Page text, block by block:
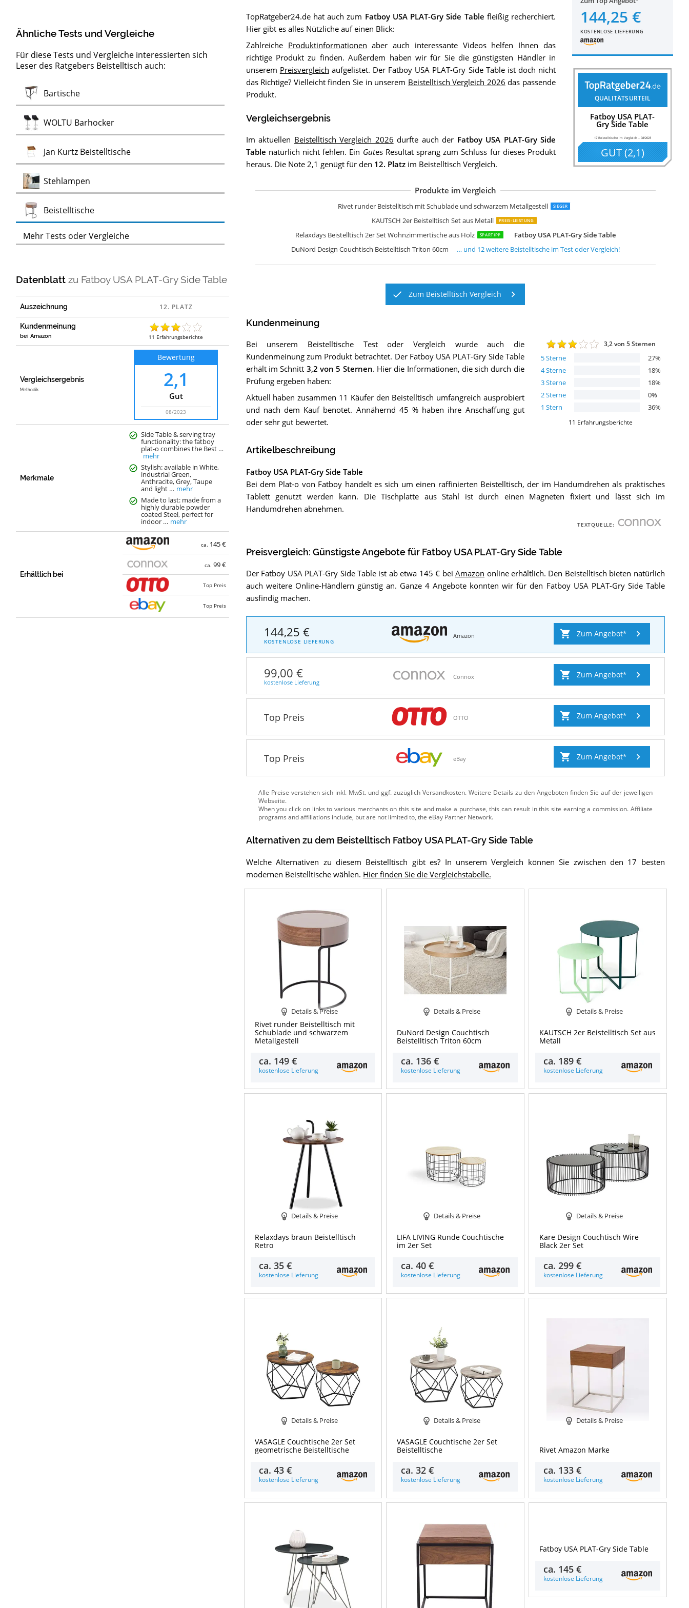
Ähnliche Tests und Vergleiche
Für diese Tests und Vergleiche interessierten sich
Leser des Ratgebers Beistelltisch auch:
BartischeTest
WOLTU BarhockerTest
Jan Kurtz BeistelltischeTest
Stehlampen
BeistelltischeTest
Konsolentische
ServierwagenTest
Moderne
WanduhrenTest
LED-Pendelleuchten
Artemide Deckenleuchten
Design Wanduhren
KronleuchterTest
Nicht-tickende Wanduhren
Ewiger Kalender
Flugzeugtrolleys
Alu Bord-Boxen
Stimmungslichter
Monstera
Test
Monstera Kunstpflanzen
Mehr Tests oder Vergleiche
Datenblattzu Fatboy USA PLAT-Gry Side Table
Auszeichnung
Kundenmeinung
bei Amazon 11 Erfahrungsberichte
Vergleichsergebnis
Methodik
Bewertung
2,1
Gut
08/2023
Merkmale
Side Table & serving tray
functionality: the fatboy
plat-o combines the Best …
mehr
Stylish: available in White,
industrial Green,
Anthracite, Grey, Taupe
and light … mehr
Made to last: made from a
highly durable powder
coated Steel, perfect for
indoor … mehr
Erhältlich bei
ca. 145 €
ca.99 €
Top Preis
Top Preis
144,25 €
KOSTENLOSE LIEFERUNG
QUALITÄTSURTEIL
Fatboy USA PLAT-
Gry Side Table
17 Beistelltische im Vergleich– 08/2023
GUT(2,1)
TopRatgeber24.de hat auch zum Fatboy USA PLAT-Gry Side Table fleißig recherchiert.
Hier gibt es alles Nützliche auf einen Blick:
Zahlreiche Produktinformationen aber auch interessante Videos helfen Ihnen das
richtige Produkt zu finden. Außerdem haben wir für Sie die günstigsten Händler in
unserem Preisvergleich aufgelistet. Der Fatboy USA PLAT-Gry Side Table ist doch nicht
das Richtige? Vielleicht finden Sie in unserem Beistelltisch Vergleich 2026 das passende
Produkt.
Vergleichsergebnis
Im aktuellen Beistelltisch Vergleich 2026 durfte auch der Fatboy USA PLAT-Gry Side
Table natürlich nicht fehlen. Ein Gutes Resultat sprang zum Schluss für dieses Produkt
heraus. Die Note 2,1 genügt für den 12. Platzim Beistelltisch Vergleich.
Produkte im Vergleich
Rivet runder Beistelltisch mit Schublade und schwarzem Metallgestell SIEGER
KAUTSCH 2er Beistelltisch Set aus Metall PREIS-LEISTUNG
Relaxdays Beistelltisch 2er Set Wohnzimmertische aus Holz SPARTIPP
Fatboy USA PLAT-Gry Side Table
DuNord Design Couchtisch Beistelltisch Triton 60cm
Relaxdays braun Beistelltisch Retro
LIFA LIVING Runde Couchtische im 2er Set
Kare Design Couchtisch Wire Black 2er Set
VASAGLE Couchtische 2er Set geometrische Beistelltische
VASAGLE Couchtische 2er Set Beistelltische
Rivet Amazon Marke
Rivet Amazon Marke
YAMAZAKI Beistelltisch Metall Schwarz
YAMAZAKI Plain Beistelltisch Weiß
Leitmotiv Bateau Beistelltische Stahl
Tosel Maria Tische Metalldöschen rund
Felis Lifestyle Frost Beistelltisch
… und 12weitere Beistelltischeim Test oder Vergleich!
Zum Beistelltisch Vergleich
Kundenmeinung
3,2von 5 Sternen
5Sterne 27%
4Sterne 18%
3Sterne 18%
2Sterne 0%
1 Stern 36%
11 Erfahrungsberichte
Bei unserem Beistelltische Test oder Vergleich wurde auch die
Kundenmeinung zum Produkt betrachtet. Der Fatboy USA PLAT-Gry Side Table
erhält im Schnitt 3,2 von 5 Sternen. Hier die Informationen, die sich durch die
Prüfung ergeben haben:
Aktuell haben zusammen 11 Käufer den Beistelltisch umfangreich ausprobiert
und nach dem Kauf benotet. Annähernd 45 % haben ihre Anschaffung gut
oder sehr gut bewertet.
Artikelbeschreibung
Fatboy USA PLAT-Gry Side Table
Bei dem Plat-o von Fatboy handelt es sich um einen raffinierten Beistelltisch, der im Handumdrehen als praktisches
Tablett genutzt werden kann. Die Tischplatte aus Stahl ist durch einen Magneten fixiert und lässt sich im
Handumdrehen abnehmen.
TEXTQUELLE:
Preisvergleich: Günstigste Angebote für Fatboy USA PLAT-Gry Side Table
Der Fatboy USA PLAT-Gry Side Table ist ab etwa 145 € beiAmazon online erhältlich. Den Beistelltisch bieten natürlich
auch weitere Online-Händlern günstig an. Ganze 4 Angebote konnten wir für den Fatboy USA PLAT-Gry Side Table
ausfindig machen.
144,25 €
KOSTENLOSE LIEFERUNG
Amazon Zum Angebot
99,00 €
kostenlose Lieferung
Connox Zum Angebot
Top Preis OTTO Zum Angebot
Top Preis eBay Zum Angebot
Alle Preise verstehen sich inkl. MwSt. und ggf. zuzüglich Versandkosten. Weitere Details zu den Angebotenfinden Sie auf der jeweiligen
Webseite.
Alternativen zu dem Beistelltisch Fatboy USA PLAT-Gry Side Table
Welche Alternativen zu diesem Beistelltisch gibt es? In unserem Vergleich können Sie zwischen den 17 besten
modernen Beistelltische wählen. Hier finden Sie die Vergleichstabelle.
Details & Preise
Rivet runder Beistelltisch mit
Schublade und schwarzem
Metallgestell
ca. 149 €
kostenlose Lieferung
Details & Preise
DuNord Design Couchtisch
Beistelltisch Triton 60cm
ca. 136 €
kostenlose Lieferung
Details & Preise
KAUTSCH 2er Beistelltisch Set aus
Metall
ca. 189 €
kostenlose Lieferung
Details & Preise
Relaxdays braun Beistelltisch
Retro
ca. 35 €
kostenlose Lieferung
Details & Preise
LIFA LIVING Runde Couchtische
im 2er Set
ca.40 €
kostenlose Lieferung
Details & Preise
Kare Design Couchtisch Wire
Black 2er Set
ca.299 €
kostenlose Lieferung
Details & Preise
VASAGLE Couchtische 2er Set
geometrische Beistelltische
ca. 43 €
kostenlose Lieferung
Details & Preise
VASAGLE Couchtische 2er Set
Beistelltische
ca.32 €
kostenlose Lieferung
Details & Preise
Rivet Amazon Marke
ca. 133 €
kostenlose Lieferung
Fatboy USA PLAT-Gry Side Table
ca. 145 €
kostenlose Lieferung